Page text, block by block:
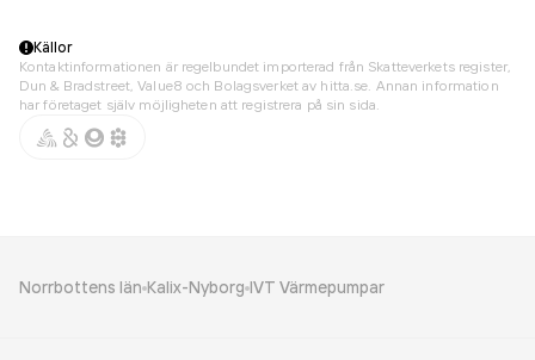
Källor
Kontaktinformationen är regelbundet importerad från Skatteverkets register,
Dun & Bradstreet, Value8 och Bolagsverket av hitta.se. Annan information
har företaget själv möjligheten att registrera på sin sida.
Norrbottens län Kalix-Nyborg IVT Värmepumpar